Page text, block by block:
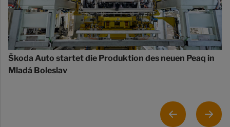
Škoda Auto startet die Produktion des neuen Peaq in
Mladá Boleslav